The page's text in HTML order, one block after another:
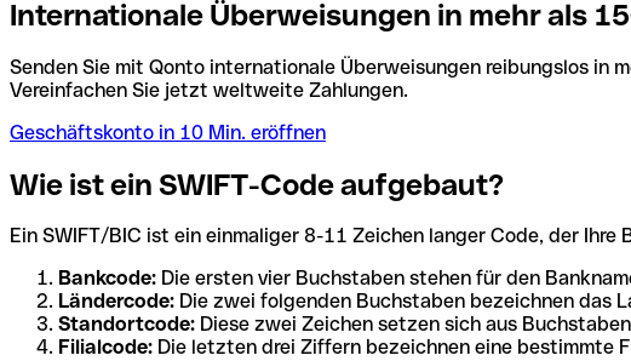
Internationale Überweisungen in mehr als
Senden Sie mit Qonto internationale Überweisungen reibungslos in
Vereinfachen Sie jetzt weltweite Zahlungen.
Geschäftskonto in 10 Min. eröffnen
Wie ist ein SWIFT-Code aufgebaut?
Ein SWIFT/BIC ist ein einmaliger 8-11 Zeichen langer Code, der
Bankcode: Die ersten vier Buchstaben stehen für den
Ländercode: Die zwei folgenden Buchstaben bezeichnen das
Standortcode: Diese zwei Zeichen setzen sich aus
Filialcode: Die letzten drei Ziffern bezeichnen eine bestimmte